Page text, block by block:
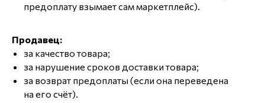
предоплату взымает сам маркетплейс).
Продавец:
за качество товара;
за нарушение сроков доставки товара;
за возврат предоплаты (если она переведена
на его счёт).